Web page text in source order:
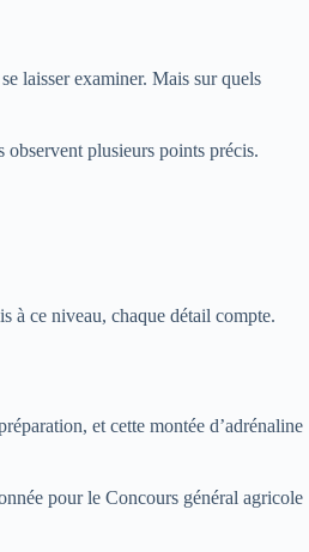
laisser examiner. Mais sur quels
observent plusieurs points précis.
à ce niveau, chaque détail compte.
et cette montée d’adrénaline
pour le Concours général agricole